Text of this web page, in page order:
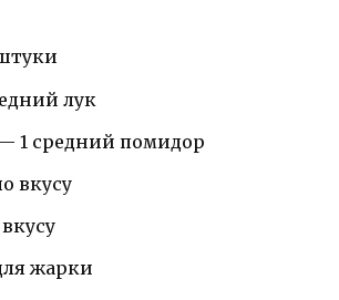
лук
1 средний помидор
вкусу
жарки